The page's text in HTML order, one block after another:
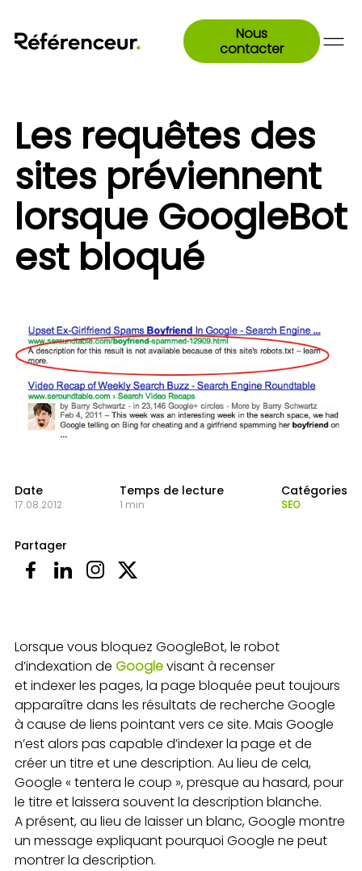
Nous
contacter
Les requêtes des
sites préviennent
lorsque GoogleBot
est bloqué
Date
17.08.2012
Temps de lecture
1 min
Catégories
SEO
Partager
Lorsque vous bloquez GoogleBot, le robot
d’indexation de Googlevisant à recenser
et indexer les pages, la page bloquée peut toujours
apparaître dans les résultats de recherche Google
à cause de liens pointant vers ce site. Mais Google
n’est alors pas capable d’indexer la page et de
créer un titre et une description. Au lieu de cela,
Google « tentera le coup », presque au hasard, pour
le titre et laissera souvent la description blanche.
A présent, au lieu de laisser un blanc, Google montre
un message expliquant pourquoi Google ne peut
montrer la description.